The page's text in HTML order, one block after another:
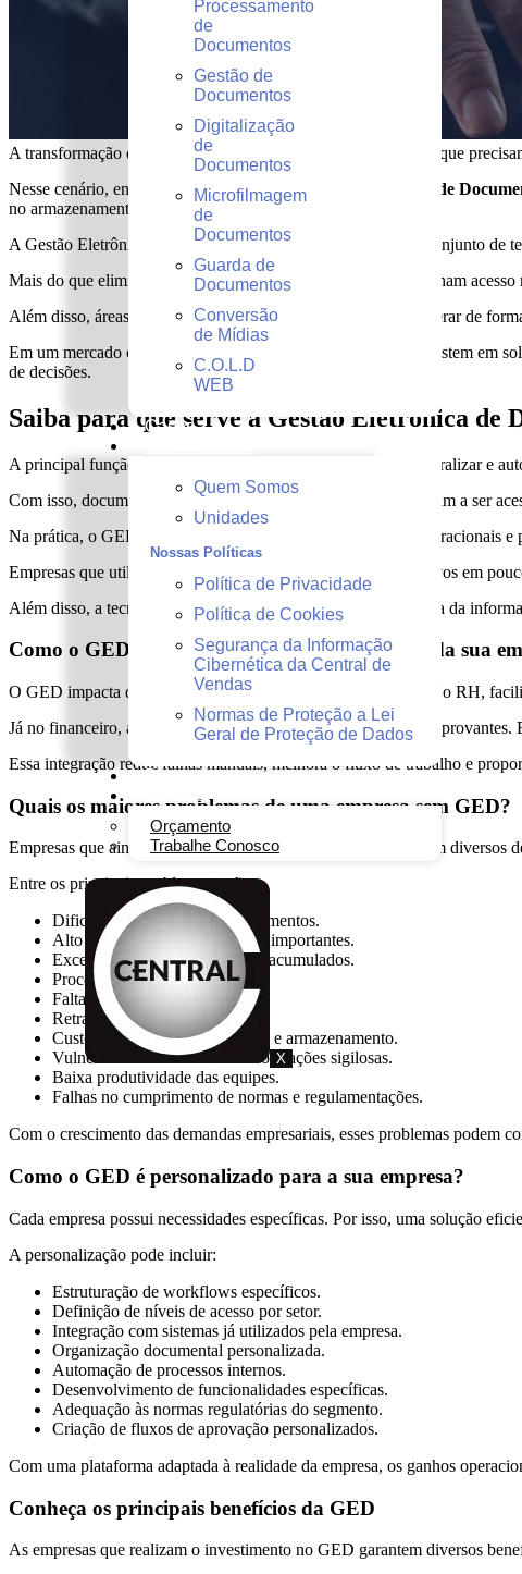
Processamento
de
Documentos
Gestão de
Documentos
Digitalização
de
Documentos
Microfilmagem
de
Documentos
Guarda de
Documentos
Conversão
de Mídias
C.O.L.D
WEB
Cases
Quem Somos
Unidades
Nossas Políticas
Política de Privacidade
Política de Cookies
Segurança da Informação
Cibernética da Central de
Vendas
Normas de Proteção a Lei
Geral de Proteção de Dados
Blog
Contato
Orçamento
Trabalhe Conosco
X
A transformação digital trouxe novas demandas para empresas que
Nesse cenário, entender para que serve a Gestão Eletrônica de
no armazenamento de arquivos.
A Gestão Eletrônica de Documentos (GED) consiste em um conjunto de
Mais do que eliminar papéis, o GED permite que empresas tenham
Além disso, áreas como RH, financeiro e jurídico passam a operar de
Em um mercado cada vez mais competitivo, empresas que investem em
de decisões.
Saiba para que serve a Gestão Eletrônica de
A principal função da Gestão Eletrônica de Documentos é centralizar e
Com isso, documentos físicos deixam de ocupar espaço e passam a ser
Na prática, o GED facilita processos internos, reduz custos operacionais
Empresas que utilizam esse modelo conseguem localizar arquivos em
Além disso, a tecnologia contribui diretamente para a segurança da
Como o GED impacta as áreas administrativas da sua
O GED impacta diretamente setores estratégicos da empresa. No RH,
Já no financeiro, agiliza a gestão de notas fiscais, boletos e
Essa integração reduz falhas manuais, melhora o fluxo de trabalho e
Quais os maiores problemas de uma empresa sem GED?
Empresas que ainda dependem de processos manuais enfrentam
Entre os principais problemas estão:
Dificuldade para localizar documentos.
Alto risco de perda de arquivos importantes.
Excesso de documentos físicos acumulados.
Processos lentos e burocráticos.
Falta de controle sobre acessos.
Retrabalho constante.
Custos elevados com impressão e armazenamento.
Vulnerabilidade de dados e informações sigilosas.
Baixa produtividade das equipes.
Falhas no cumprimento de normas e regulamentações.
Com o crescimento das demandas empresariais, esses problemas podem
Como o GED é personalizado para a sua empresa?
Cada empresa possui necessidades específicas. Por isso, uma solução
A personalização pode incluir:
Estruturação de workflows específicos.
Definição de níveis de acesso por setor.
Integração com sistemas já utilizados pela empresa.
Organização documental personalizada.
Automação de processos internos.
Desenvolvimento de funcionalidades específicas.
Adequação às normas regulatórias do segmento.
Criação de fluxos de aprovação personalizados.
Com uma plataforma adaptada à realidade da empresa, os ganhos
Conheça os principais benefícios da GED
As empresas que realizam o investimento no GED garantem diversos